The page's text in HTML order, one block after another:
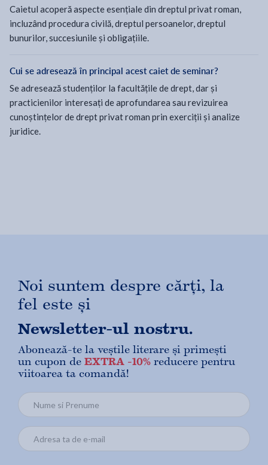
Caietul acoperă aspecte esențiale din dreptul privat roman,
incluzând procedura civilă, dreptul persoanelor, dreptul
bunurilor, succesiunile și obligațiile.
Cui se adresează în principal acest caiet de seminar?
Se adresează studenților la facultățile de drept, dar și
practicienilor interesați de aprofundarea sau revizuirea
cunoștințelor de drept privat roman prin exerciții și analize
juridice.
Noi suntem despre cărți, la
fel este și
Newsletter-ul nostru.
Abonează-te la veștile literare și primești
un cupon de EXTRA -10% reducere pentru
viitoarea ta comandă!